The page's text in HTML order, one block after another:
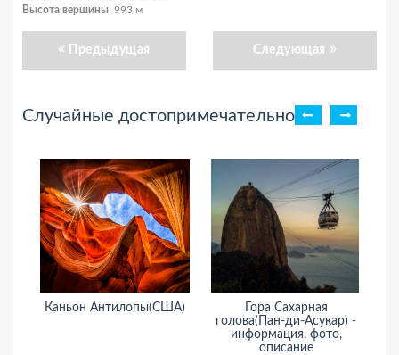
Высота вершины: 993 м
Предыдущая Следующая
Случайные достопримечательности
Каньон Антилопы(США)
Гора Сахарная
голова(Пан-ди-Асукар) -
информация, фото,
описание